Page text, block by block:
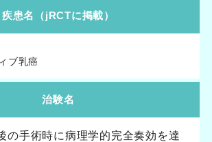
疾患名（jRCTに掲載）
ブ乳癌
治験名
の手術時に病理学的完全奏効を達